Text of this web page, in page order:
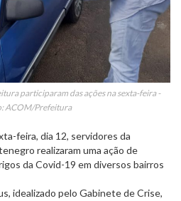
participaram das ações na sexta-feira -
ACOM/Prefeitura
feira, dia 12, servidores da
realizaram uma ação de
da Covid-19 em diversos bairros
idealizado pelo Gabinete de Crise,